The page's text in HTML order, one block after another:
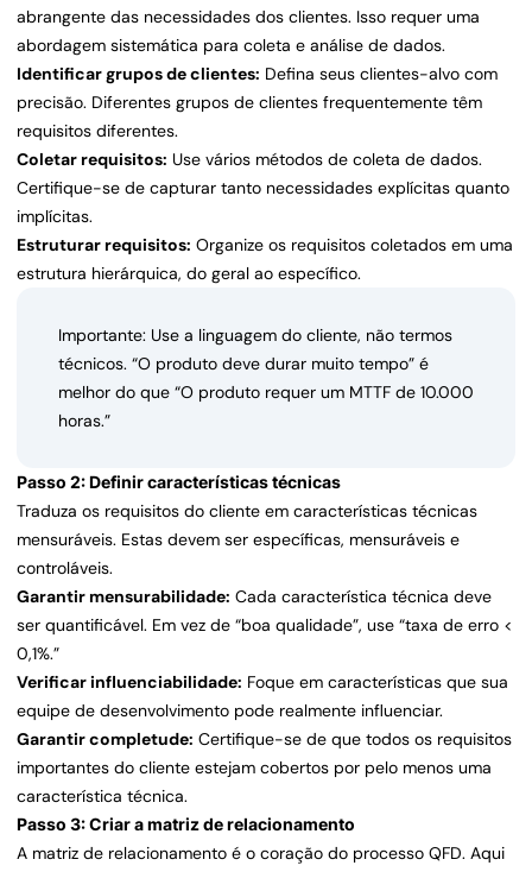
abrangente das necessidades dos clientes. Isso requer uma
abordagem sistemática para coleta e análise de dados.
Identificar grupos de clientes: Defina seus clientes-alvo com
precisão. Diferentes grupos de clientes frequentemente têm
requisitos diferentes.
Coletar requisitos: Use vários métodos de coleta de dados.
Certifique-se de capturar tanto necessidades explícitas quanto
implícitas.
Estruturar requisitos: Organize os requisitos coletados em uma
estrutura hierárquica, do geral ao específico.
Importante: Use a linguagem do cliente, não termos
técnicos. “O produto deve durar muito tempo” é
melhor do que “O produto requer um MTTF de 10.000
horas.”
Passo 2: Definir características técnicas
Traduza os requisitos do cliente em características técnicas
mensuráveis. Estas devem ser específicas, mensuráveis e
controláveis.
Garantir mensurabilidade: Cada característica técnica deve
ser quantificável. Em vez de “boa qualidade”, use “taxa de erro <
0,1%.”
Verificar influenciabilidade: Foque em características que sua
equipe de desenvolvimento pode realmente influenciar.
Garantir completude: Certifique-se de que todos os requisitos
importantes do cliente estejam cobertos por pelo menos uma
característica técnica.
Passo 3: Criar a matriz de relacionamento
A matriz de relacionamento é o coração do processo QFD. Aqui